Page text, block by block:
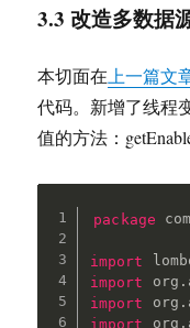
3.3 改造多数据
本切面在 上一篇文
代码。新增了线程
值的方法：
package com
import
import
org .
import
org .
import
org .